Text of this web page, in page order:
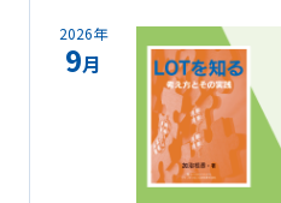
2026年
9月